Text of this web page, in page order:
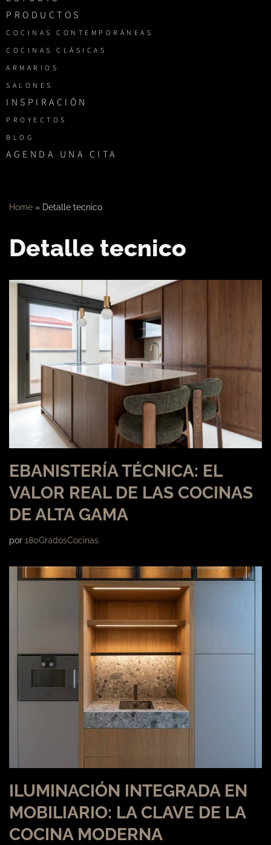
PRODUCTOS
COCINAS CONTEMPORÁNEAS
COCINAS CLÁSICAS
ARMARIOS
SALONES
INSPIRACIÓN
PROYECTOS
BLOG
AGENDA UNA CITA
Home » Detalle tecnico
Detalle tecnico
EBANISTERÍA TÉCNICA: EL
VALOR REAL DE LAS COCINAS
DE ALTA GAMA
por 180GradosCocinas
ILUMINACIÓN INTEGRADA EN
MOBILIARIO: LA CLAVE DE LA
COCINA MODERNA